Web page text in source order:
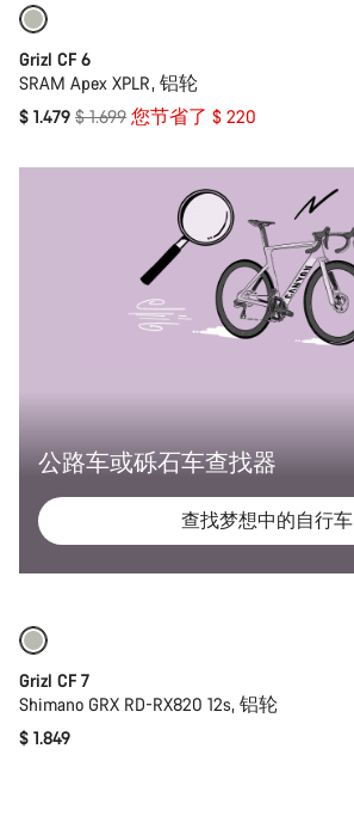
Grizl CF 6
SRAM Apex XPLR, 铝轮
$ 1.479 原
$ 1.699 您节省了 $ 220
公路车或砾石车查找器
查找梦想中的自行车
Grizl CF 7
Shimano GRX RD-RX820 12s, 铝轮
$ 1.849